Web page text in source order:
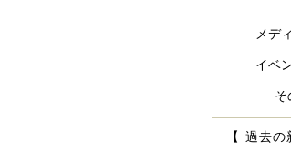
メデ
イベ
そ
【 過去の